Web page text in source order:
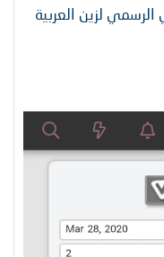
لزين العربية